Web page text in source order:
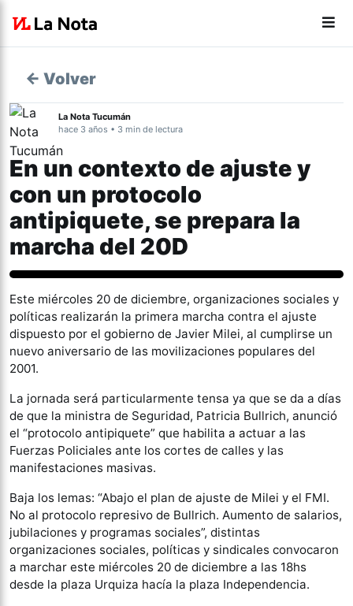
← Volver
La Nota Tucumán
hace 3 años • 3 min de lectura
En un contexto de ajuste y
con un protocolo
antipiquete, se prepara la
marcha del 20D
Nacionales
Este miércoles 20 de diciembre, organizaciones sociales y
políticas realizarán la primera marcha contra el ajuste
dispuesto por el gobierno de Javier Milei, al cumplirse un
nuevo aniversario de las movilizaciones populares del
2001.
La jornada será particularmente tensa ya que se da a días
de que la ministra de Seguridad, Patricia Bullrich, anunció
el “protocolo antipiquete” que habilita a actuar a las
Fuerzas Policiales ante los cortes de calles y las
manifestaciones masivas.
Baja los lemas: “Abajo el plan de ajuste de Milei y el FMI.
No al protocolo represivo de Bullrich. Aumento de salarios,
jubilaciones y programas sociales”, distintas
organizaciones sociales, políticas y sindicales convocaron
a marchar este miércoles 20 de diciembre a las 18hs
desde la plaza Urquiza hacía la plaza Independencia.